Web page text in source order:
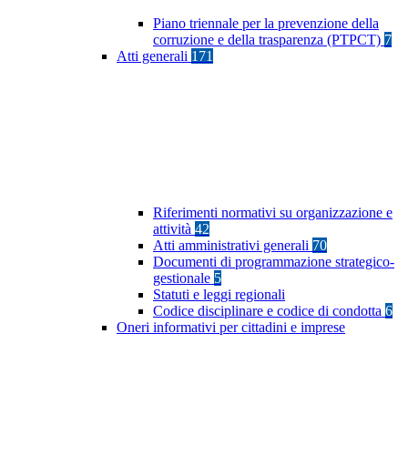
Piano triennale per la prevenzione della
corruzione e della trasparenza (PTPCT) 7
Atti generali 171
Riferimenti normativi su organizzazione e
attività 42
Atti amministrativi generali 70
Documenti di programmazione strategico-
gestionale 5
Statuti e leggi regionali
Codice disciplinare e codice di condotta 6
Oneri informativi per cittadini e imprese